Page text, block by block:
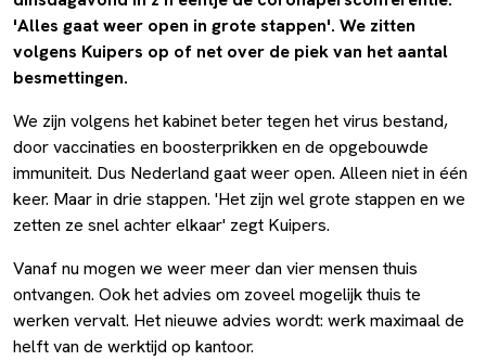
'Alles gaat weer open in grote stappen'. We zitten
volgens Kuipers op of net over de piek van het aantal
besmettingen.
We zijn volgens het kabinet beter tegen het virus bestand,
door vaccinaties en boosterprikken en de opgebouwde
immuniteit. Dus Nederland gaat weer open. Alleen niet in één
keer. Maar in drie stappen. 'Het zijn wel grote stappen en we
zetten ze snel achter elkaar' zegt Kuipers.
Vanaf nu mogen we weer meer dan vier mensen thuis
ontvangen. Ook het advies om zoveel mogelijk thuis te
werken vervalt. Het nieuwe advies wordt: werk maximaal de
helft van de werktijd op kantoor.